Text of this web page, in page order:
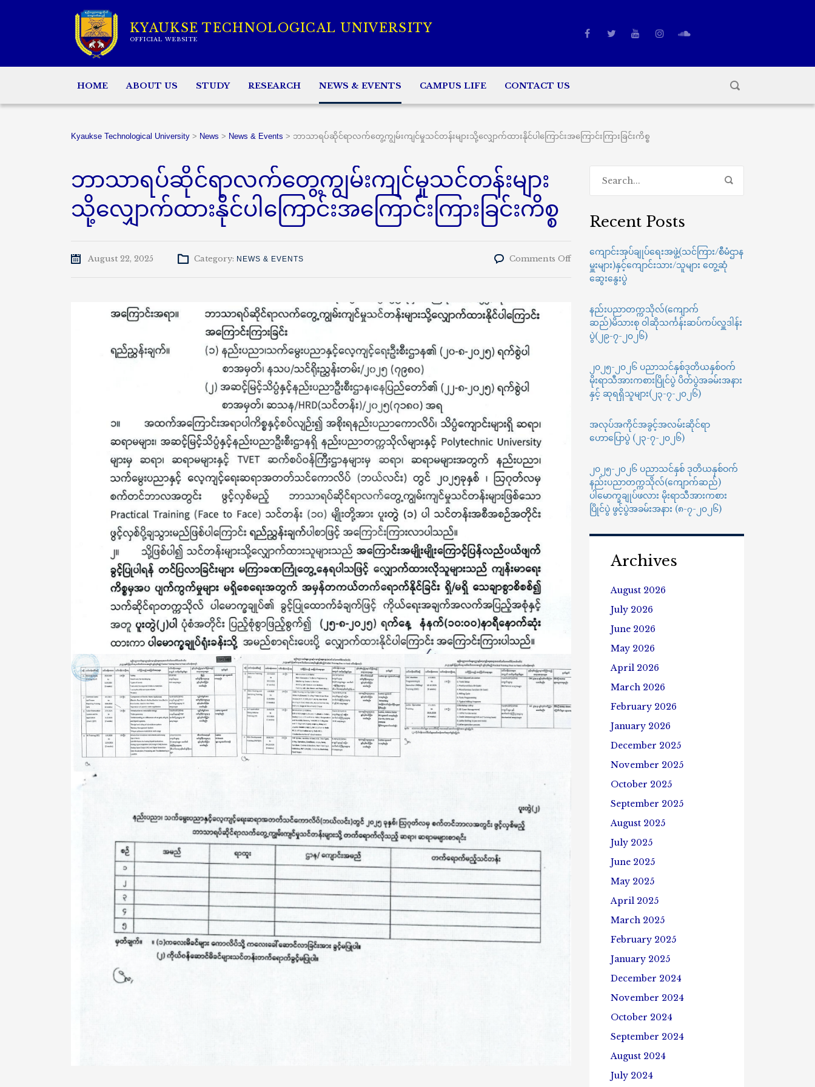
KYAUKSE TECHNOLOGICAL UNIVERSITY
OFFICIAL WEBSITE
HOME ABOUT US STUDY RESEARCH NEWS & EVENTS CAMPUS LIFE CONTACT US
Kyaukse Technological University > News > News & Events > ဘာသာရပ်ဆိုင်ရာလက်တွေ့ကျွမ်းကျင်မှုသင်တန်းများသို့လျှောက်ထားနိုင်ပါကြောင်းအကြောင်းကြားခြင်းကိစ္စ
ဘာသာရပ်ဆိုင်ရာလက်တွေ့ကျွမ်းကျင်မှုသင်တန်းများ
သို့လျှောက်ထားနိုင်ပါကြောင်းအကြောင်းကြားခြင်းကိစ္စ
August 22, 2025 Category: NEWS & EVENTS Comments Offon
ဘာသာရပ်
ဆိုင်ရာ
ကျွမ်းကျင်
သင်တန်း
လျှောက်ထား
ကြောင်း
Recent Posts
ကျောင်းအုပ်ချုပ်ရေးအဖွဲ့(သင်ကြား/စီမံဌာန
မှူးများ)နှင့်ကျောင်းသား/သူများ တွေ့ဆုံ
ဆွေးနွေးပွဲ
နည်းပညာတက္ကသိုလ်(ကျောက်
ဆည်)မိသားစု ဝါဆိုသင်္ကန်းဆပ်ကပ်လှူဒါန်း
ပွဲ(၂၉-၇-၂၀၂၆)
၂၀၂၅-၂၀၂၆ ပညာသင်နှစ်ဒုတိယနှစ်ဝက်
မိုးရာသီအားကစားပြိုင်ပွဲ ပိတ်ပွဲအခမ်းအနား
နှင့် ဆုရရှိသူများ(၂၃-၇-၂၀၂၆)
အလုပ်အကိုင်အခွင့်အလမ်းဆိုင်ရာ
ဟောပြောပွဲ (၂၃-၇-၂၀၂၆)
၂၀၂၅-၂၀၂၆ ပညာသင်နှစ် ဒုတိယနှစ်ဝက်
နည်းပညာတက္ကသိုလ်(ကျောက်ဆည်)
ပါမောက္ခချုပ်ဖလား မိုးရာသီအားကစား
ပြိုင်ပွဲ ဖွင့်ပွဲအခမ်းအနား (၈-၇-၂၀၂၆)
Archives
August 2026
July 2026
June 2026
May 2026
April 2026
March 2026
February 2026
January 2026
December 2025
November 2025
October 2025
September 2025
August 2025
July 2025
June 2025
May 2025
April 2025
March 2025
February 2025
January 2025
December 2024
November 2024
October 2024
September 2024
August 2024
July 2024